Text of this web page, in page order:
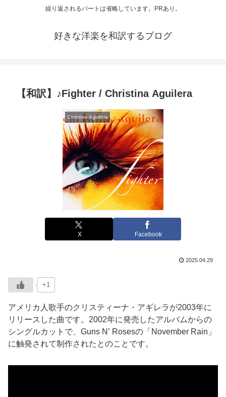
繰り返されるパートは省略しています。PRあり。
好きな洋楽を和訳するブログ
【和訳】♪Fighter / Christina Aguilera
Christina Aguilera
X Facebook
2025.04.29
+1
アメリカ人歌手のクリスティーナ・アギレラが2003年に
リリースした曲です。2002年に発売したアルバムからの
シングルカットで、Guns N’ Rosesの「November Rain」
に触発されて制作されたとのことです。